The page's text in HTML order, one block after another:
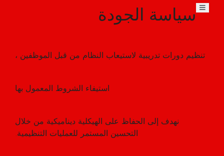
سياسة الجودة
تنظيم دورات تدريبية لاستيعاب النظام من قبل الموظفين ،
استيفاء الشروط المعمول بها
نهدف إلى الحفاظ على الهيكلية ديناميكية من خلال
التحسين المستمر للعمليات التنظيمية.